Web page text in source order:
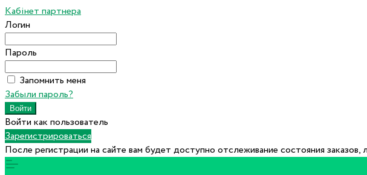
Кабінет партнера
Логин
Пароль
Запомнить меня
Забыли пароль?
Войти как пользователь
Зарегистрироваться
После регистрации на сайте вам будет доступно отслеживание состояния